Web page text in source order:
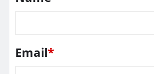
Email*